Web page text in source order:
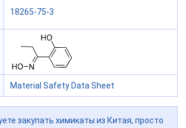
18265-75-3
Material Safety Data Sheet
закупать химикаты из Китая, просто